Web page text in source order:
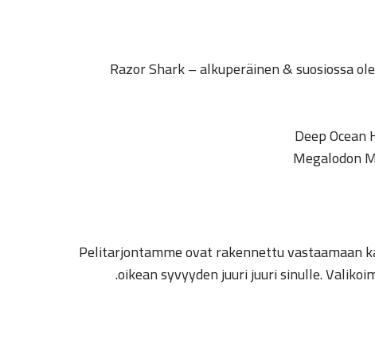
Razor Shark – alkuperäinen & suosiossa
Deep
Megalodon
Pelitarjontamme ovat rakennettu vastaamaan
oikean syvyyden juuri juuri sinulle.